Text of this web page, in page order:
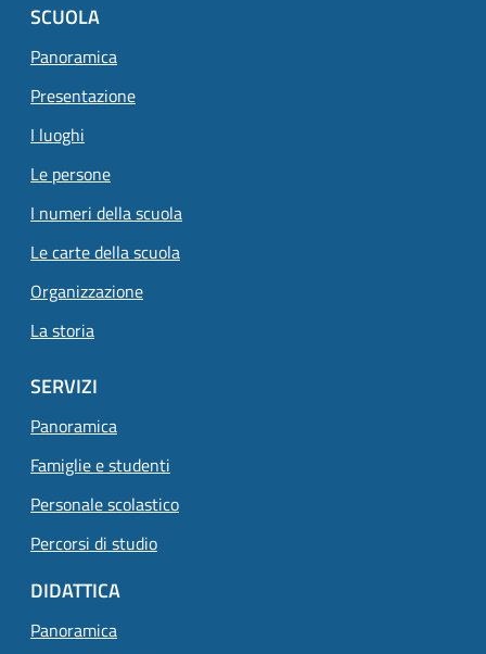
SCUOLA
Panoramica
Presentazione
I luoghi
Le persone
I numeri della scuola
Le carte della scuola
Organizzazione
La storia
SERVIZI
Panoramica
Famiglie e studenti
Personale scolastico
Percorsi di studio
DIDATTICA
Panoramica